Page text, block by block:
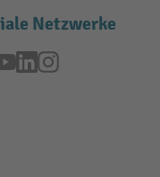
Netzwerke
YouTubeLinkedInInstagram